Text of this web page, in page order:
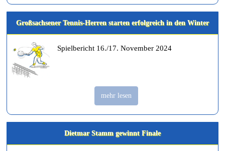
Großsachsener Tennis-Herren starten erfolgreich in den Winter
Spielbericht 16./17. November 2024
mehr lesen
Dietmar Stamm gewinnt Finale